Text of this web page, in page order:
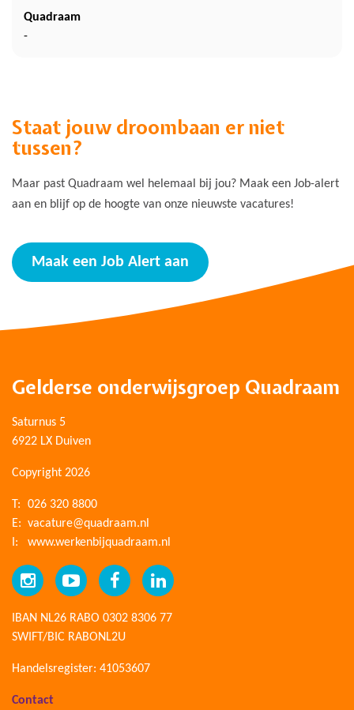
Quadraam
-
Staat jouw droombaan er niet
tussen?
Maar past Quadraam wel helemaal bij jou? Maak een Job-alert
aan en blijf op de hoogte van onze nieuwste vacatures!
Maak een Job Alert aan
Gelderse onderwijsgroep Quadraam
Saturnus 5
6922 LX Duiven
Copyright 2026
T:
026 320 8800
E: vacature@quadraam.nl
I:
www.werkenbijquadraam.nl
IBAN NL26 RABO 0302 8306 77
SWIFT/BIC RABONL2U
Handelsregister: 41053607
Contact